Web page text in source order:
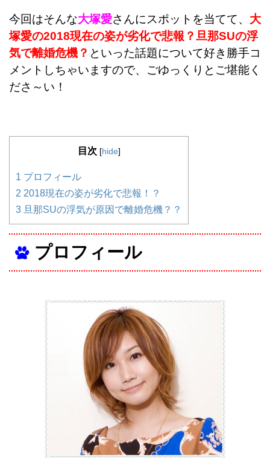
今回はそんな大塚愛さんにスポットを当てて、 大
塚愛の2018現在の姿が劣化で悲報？旦那SUの浮
気で離婚危機？ といった話題について好き勝手コ
メントしちゃいますので、ごゆっくりとご堪能く
ださ～い！
目次 [hide]
1 プロフィール
2 2018現在の姿が劣化で悲報！？
3 旦那SUの浮気が原因で離婚危機？？
プロフィール